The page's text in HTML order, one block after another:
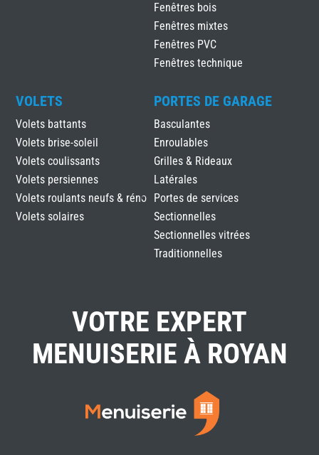
Fenêtres bois
Fenêtres mixtes
Fenêtres PVC
Fenêtres technique
VOLETS
Volets battants
Volets brise-soleil
Volets coulissants
Volets persiennes
Volets roulants neufs & réno
Volets solaires
PORTES DE GARAGE
Basculantes
Enroulables
Grilles & Rideaux
Latérales
Portes de services
Sectionnelles
Sectionnelles vitrées
Traditionnelles
VOTRE EXPERT
MENUISERIE À ROYAN